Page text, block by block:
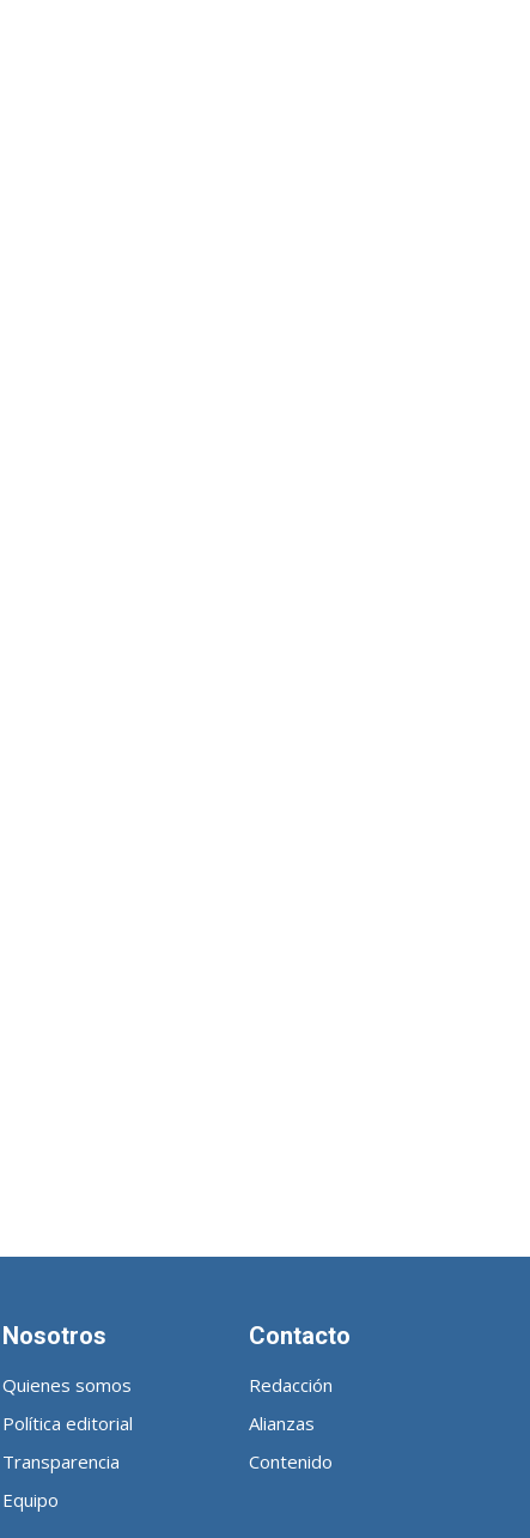
Nosotros
Quienes somos
Política editorial
Transparencia
Equipo
Contacto
Redacción
Alianzas
Contenido